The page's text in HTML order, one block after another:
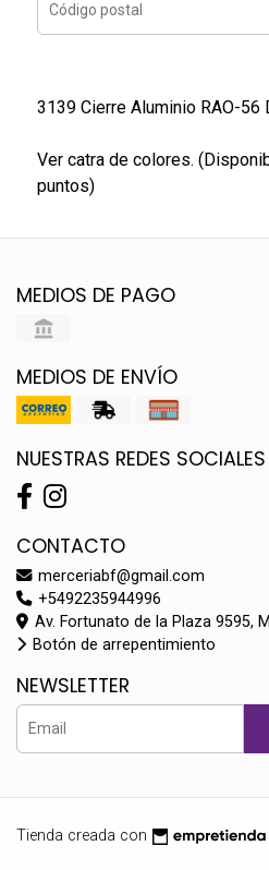
3139 Cierre Aluminio RAO-56
Ver catra de colores.
puntos)
MEDIOS DE PAGO
MEDIOS DE ENVÍO
NUESTRAS REDES SOCIALES
CONTACTO
merceriabf@gmail.com
+5492235944996
Av. Fortunato de la Plaza 9595,
Botón de arrepentimiento
NEWSLETTER
Tienda creada con